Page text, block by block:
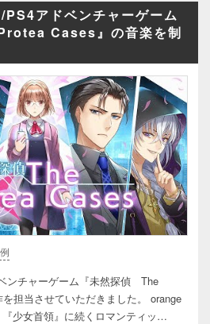
アドベンチャーゲーム
Cases』の音楽を制
ンチャーゲーム『未然探偵 The
担当させていただきました。 orange
少女首領』に続くロマンティッ…